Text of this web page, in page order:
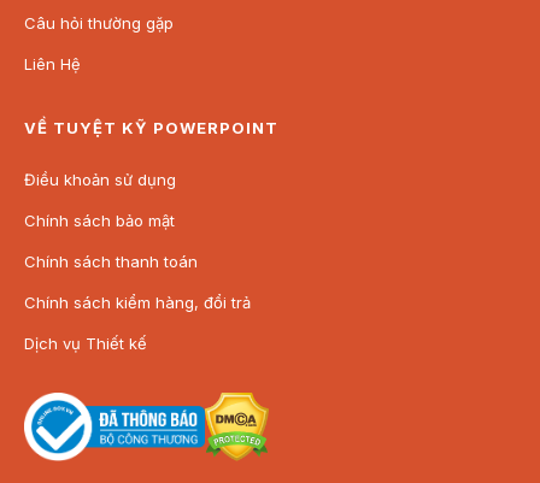
Câu hỏi thường gặp
Liên Hệ
VỀ TUYỆT KỸ POWERPOINT
Điều khoản sử dụng
Chính sách bảo mật
Chính sách thanh toán
Chính sách kiểm hàng, đổi trả
Dịch vụ Thiết kế